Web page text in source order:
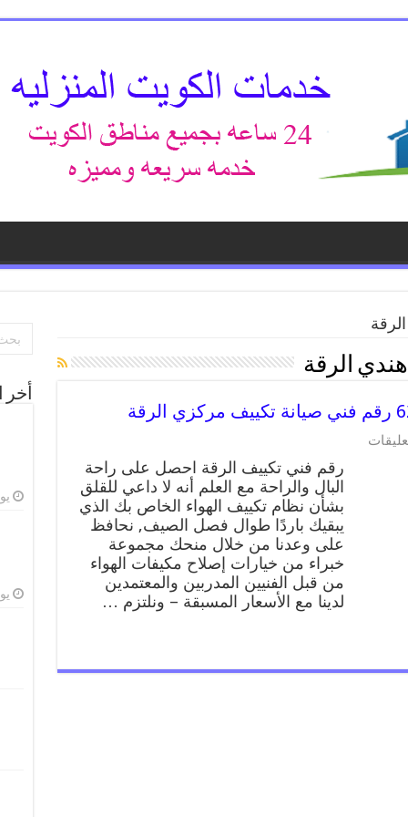
الرقة
تكييف
الرقة
62224041
صيانة
تكييف
مركزي
رقم فني تكييف الرقة احصل على راحة
البال والراحة مع العلم أنه لا داعي للقلق
بشأن نظام تكييف الهواء الخاص بك الذي
يبقيك باردًا طوال فصل الصيف, نحافظ
على وعدنا من خلال منحك مجموعة
خبراء من خيارات إصلاح مكيفات الهواء
من قبل الفنيين المدربين والمعتمدين
لدينا مع الأسعار المسبقة – ونلتزم …
أخر